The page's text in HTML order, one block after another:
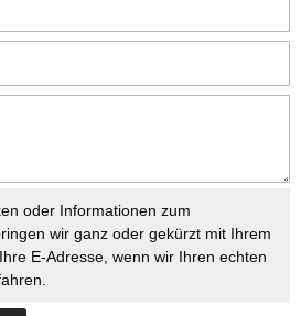
oder Informationen zum
wir ganz oder gekürzt mit Ihrem
E-Adresse, wenn wir Ihren echten